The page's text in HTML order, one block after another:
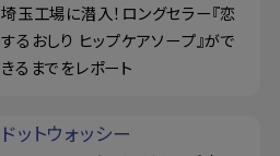
埼玉工場に潜入！ロングセラー『恋
するおしり ヒップケアソープ』がで
きるまでをレポート
ドットウォッシー